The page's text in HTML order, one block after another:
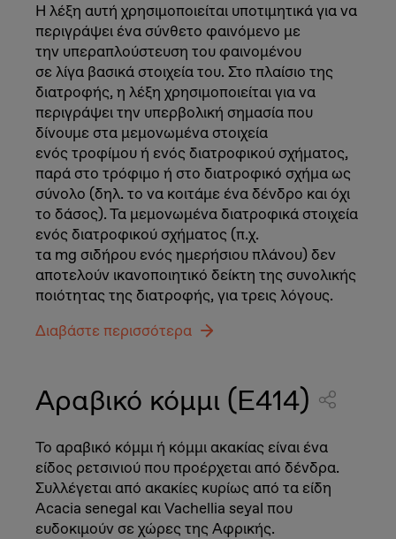
Η λέξη αυτή χρησιμοποιείται υποτιμητικά για να
περιγράψει ένα σύνθετο φαινόμενο με
την υπεραπλούστευση του φαινομένου
σε λίγα βασικά στοιχεία του. Στο πλαίσιο της
διατροφής, η λέξη χρησιμοποιείται για να
περιγράψει την υπερβολική σημασία που
δίνουμε στα μεμονωμένα στοιχεία
ενός τροφίμου ή ενός διατροφικού σχήματος,
παρά στο τρόφιμο ή στο διατροφικό σχήμα ως
σύνολο (δηλ. το να κοιτάμε ένα δένδρο και όχι
το δάσος). Τα μεμονωμένα διατροφικά στοιχεία
ενός διατροφικού σχήματος (π.χ.
τα mg σιδήρου ενός ημερήσιου πλάνου) δεν
αποτελούν ικανοποιητικό δείκτη της συνολικής
ποιότητας της διατροφής, για τρεις λόγους.
Διαβάστε περισσότερα
Αραβικό κόμμι (E414)
Το αραβικό κόμμι ή κόμμι ακακίας είναι ένα
είδος ρετσινιού που προέρχεται από δένδρα.
Συλλέγεται από ακακίες κυρίως από τα είδη
Acacia senegal και Vachellia seyal που
ευδοκιμούν σε χώρες της Αφρικής.